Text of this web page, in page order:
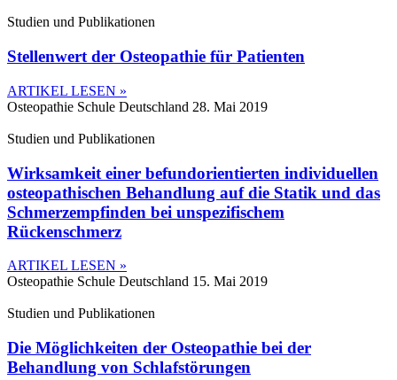
Studien und Publikationen
Stellenwert der Osteopathie für Patienten
ARTIKEL LESEN »
Osteopathie Schule Deutschland 28. Mai 2019
Studien und Publikationen
Wirksamkeit einer befundorientierten individuellen
osteopathischen Behandlung auf die Statik und das
Schmerzempfinden bei unspezifischem
Rückenschmerz
ARTIKEL LESEN »
Osteopathie Schule Deutschland 15. Mai 2019
Studien und Publikationen
Die Möglichkeiten der Osteopathie bei der
Behandlung von Schlafstörungen